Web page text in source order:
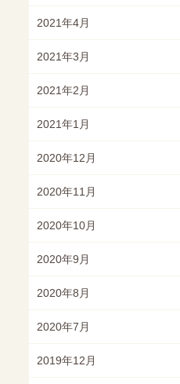
2021年4月
2021年3月
2021年2月
2021年1月
2020年12月
2020年11月
2020年10月
2020年9月
2020年8月
2020年7月
2019年12月